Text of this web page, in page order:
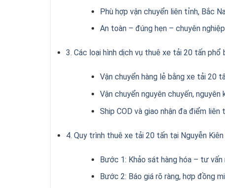
Phù hợp vận chuyển liên tỉnh, Bắc
An toàn – đúng hẹn – chuyên nghiệp
3. Các loại hình dịch vụ thuê xe tải 20 tấn phổ
Vận chuyển hàng lẻ bằng xe tải 20
Vận chuyển nguyên chuyến, nguyên
Ship COD và giao nhận đa điểm liên
4. Quy trình thuê xe tải 20 tấn tại Nguyễn
Bước 1: Khảo sát hàng hóa – tư vấn
Bước 2: Báo giá rõ ràng, hợp đồng